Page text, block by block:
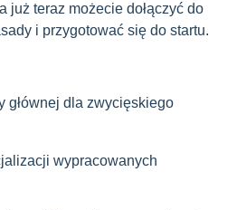
już teraz możecie dołączyć do
i przygotować się do startu.
głównej dla zwycięskiego
wypracowanych